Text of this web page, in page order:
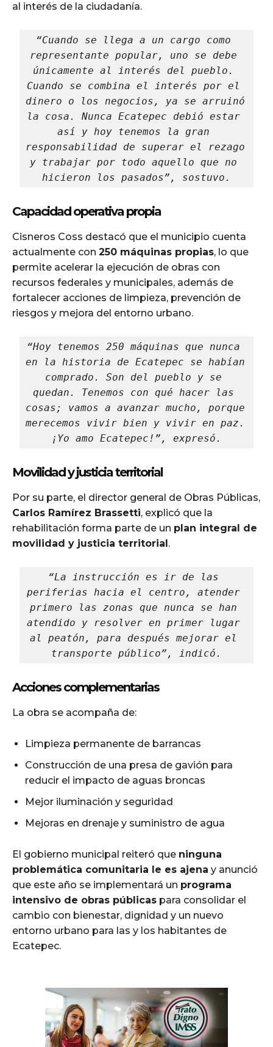
al interés de la ciudadanía.
“Cuando se llega a un cargo como
representante popular, uno se debe
únicamente al interés del pueblo.
Cuando se combina el interés por el
dinero o los negocios, ya se arruinó
la cosa. Nunca Ecatepec debió estar
así y hoy tenemos la gran
responsabilidad de superar el rezago
y trabajar por todo aquello que no
hicieron los pasados”, sostuvo.
Capacidad operativa propia
Cisneros Coss destacó que el municipio cuenta
actualmente con 250 máquinas propias, lo que
permite acelerar la ejecución de obras con
recursos federales y municipales, además de
fortalecer acciones de limpieza, prevención de
riesgos y mejora del entorno urbano.
“Hoy tenemos 250 máquinas que nunca
en la historia de Ecatepec se habían
comprado. Son del pueblo y se
quedan. Tenemos con qué hacer las
cosas; vamos a avanzar mucho, porque
merecemos vivir bien y vivir en paz.
¡Yo amo Ecatepec!”, expresó.
Movilidad y justicia territorial
Por su parte, el director general de Obras Públicas,
Carlos Ramírez Brassetti, explicó que la
rehabilitación forma parte de un plan integral de
movilidad y justicia territorial .
“La instrucción es ir de las
periferias hacia el centro, atender
primero las zonas que nunca se han
atendido y resolver en primer lugar
al peatón, para después mejorar el
transporte público”, indicó.
Acciones complementarias
La obra se acompaña de:
Limpieza permanente de barrancas
Construcción de una presa de gavión para
reducir el impacto de aguas broncas
Mejor iluminación y seguridad
Mejoras en drenaje y suministro de agua
El gobierno municipal reiteró que ninguna
problemática comunitaria le es ajena y anunció
que este año se implementará un programa
intensivo de obras públicas para consolidar el
cambio con bienestar, dignidad y un nuevo
entorno urbano para las y los habitantes de
Ecatepec.